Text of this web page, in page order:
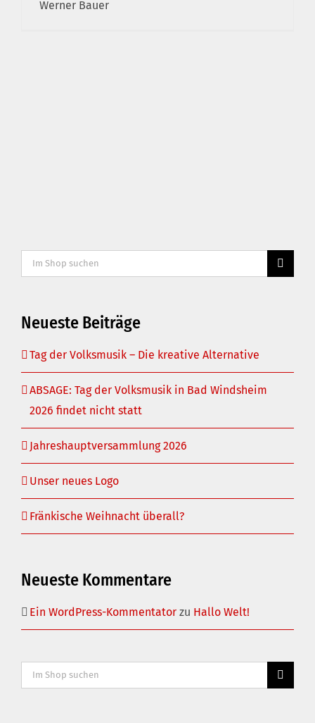
Werner Bauer
Suche
nach:
Neueste Beiträge
Tag der Volksmusik – Die kreative Alternative
ABSAGE: Tag der Volksmusik in Bad Windsheim
2026 findet nicht statt
Jahreshauptversammlung 2026
Unser neues Logo
Fränkische Weihnacht überall?
Neueste Kommentare
Ein WordPress-Kommentator zu Hallo Welt!
Suche
nach: